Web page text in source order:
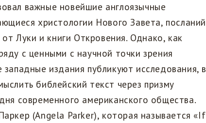
важные новейшие англоязычные
христологии Нового Завета, посланий
Луки и книги Откровения. Однако, как
с ценными с научной точки зрения
издания публикуют исследования, в
библейский текст через призму
современного американского общества.
(Angela Parker), которая называется «If